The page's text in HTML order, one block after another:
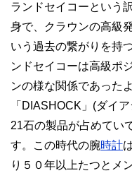
ランドセイコーという
身で、クラウンの高級
いう過去の繋がりを持
ンドセイコーは高級ポ
ンの様な関係であった
「DIASHOCK」(ダイ
21石の製品が占めてい
す。この時代の腕時計
り５０年以上たつとメ